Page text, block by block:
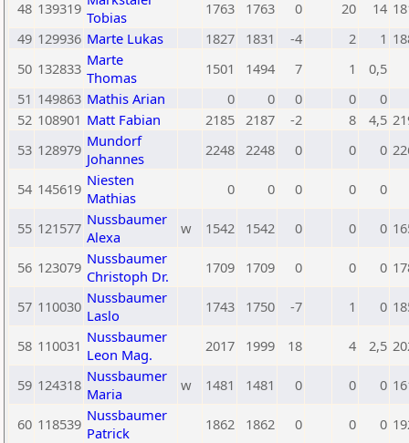
48 139319 Tobias
1763 1763 0 20 14
49 129936 Marte Lukas 1827 1831 -4 2 1
50 132833 Marte
Thomas
1501 1494 7 1
0,5
51 149863 Mathis Arian 0 0 0 0
0
52 108901 Matt Fabian 2185 2187 -2 8 4,5
53 128979 Mundorf
Johannes
2248 2248 0 0 0
54 145619 Niesten
Mathias
0 0 0 0 0
55 121577 Nussbaumer
Alexa
w 1542 1542 0 0 0
56 123079 Nussbaumer
Christoph Dr.
1709 1709 0 0 0
57 110030 Nussbaumer
Laslo
1743 1750 -7 1 0
58 110031 Nussbaumer
Leon Mag.
2017 1999 18 4 2,5
59 124318 Nussbaumer
Maria
w 1481 1481 0 0 0
60 118539 Nussbaumer
Patrick
1862 1862 0 0 0